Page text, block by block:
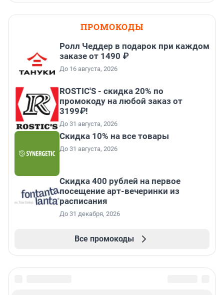
ПРОМОКОДЫ
Ролл Чеддер в подарок при каждом
заказе от 1490 ₽
До 16 августа, 2026
ROSTIC'S - скидка 20% по
промокоду на любой заказ от
3199₽!
До 31 августа, 2026
Скидка 10% на все товары
До 31 августа, 2026
Cкидка 400 рублей на первое
посещение арт-вечеринки из
расписания
До 31 декабря, 2026
Все промокоды